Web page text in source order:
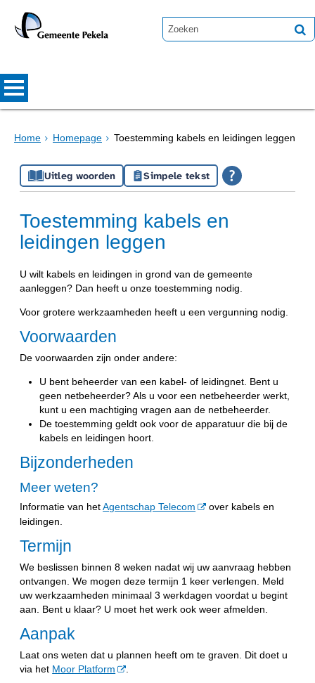
Home Homepage Toestemming kabels en leidingen leggen
Uitleg woorden Simpele tekst
Toestemming kabels en
leidingen leggen
U wilt kabels en leidingen in grond van de gemeente
aanleggen? Dan heeft u onze toestemming nodig.
Voor grotere werkzaamheden heeft u een vergunning nodig.
Voorwaarden
De voorwaarden zijn onder andere:
U bent beheerder van een kabel- of leidingnet. Bent u
geen netbeheerder? Als u voor een netbeheerder werkt,
kunt u een machtiging vragen aan de netbeheerder.
De toestemming geldt ook voor de apparatuur die bij de
kabels en leidingen hoort.
Bijzonderheden
Meer weten?
Informatie van hetAgentschap Telecom
over kabels en
leidingen.
Termijn
We beslissen binnen 8 weken nadat wij uw aanvraag hebben
ontvangen. We mogen deze termijn 1 keer verlengen. Meld
uw werkzaamheden minimaal 3 werkdagen voordat u begint
aan. Bent u klaar? U moet het werk ook weer afmelden.
Aanpak
Laat ons weten dat u plannen heeft om te graven. Dit doet u
via het Moor Platform